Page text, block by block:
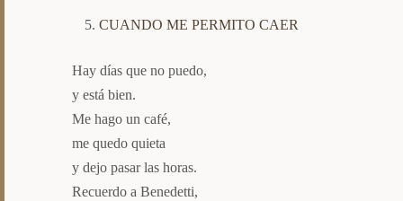
CUANDO ME PERMITO CAER
Hay días que no puedo,
y está bien.
Me hago un café,
me quedo quieta
y dejo pasar las horas.
Recuerdo a Benedetti,